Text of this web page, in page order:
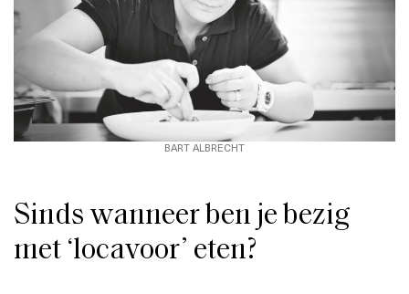
BART ALBRECHT
Sinds wanneer ben je bezig
met ‘locavoor’ eten?